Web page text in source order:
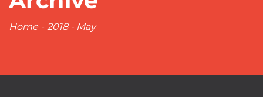
Home - 2018 - May